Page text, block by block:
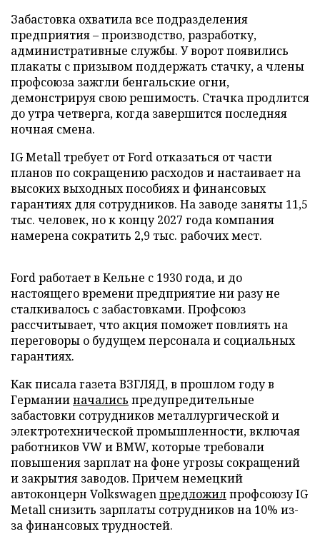
Забастовка охватила все подразделения
предприятия – производство, разработку,
административные службы. У ворот появились
плакаты с призывом поддержать стачку, а члены
профсоюза зажгли бенгальские огни,
демонстрируя свою решимость. Стачка продлится
до утра четверга, когда завершится последняя
ночная смена.
IG Metall требует от Ford отказаться от части
планов по сокращению расходов и настаивает на
высоких выходных пособиях и финансовых
гарантиях для сотрудников. На заводе заняты 11,5
тыс. человек, но к концу 2027 года компания
намерена сократить 2,9 тыс. рабочих мест.
Ford работает в Кельне с 1930 года, и до
настоящего времени предприятие ни разу не
сталкивалось с забастовками. Профсоюз
рассчитывает, что акция поможет повлиять на
переговоры о будущем персонала и социальных
гарантиях.
Как писала газета ВЗГЛЯД, в прошлом году в
Германииначались предупредительные
забастовки сотрудников металлургической и
электротехнической промышленности, включая
работников VW и BMW, которые требовали
повышения зарплат на фоне угрозы сокращений
и закрытия заводов. Причем немецкий
автоконцерн Volkswagenпредложилпрофсоюзу IG
Metall снизить зарплаты сотрудников на 10% из-
за финансовых трудностей.